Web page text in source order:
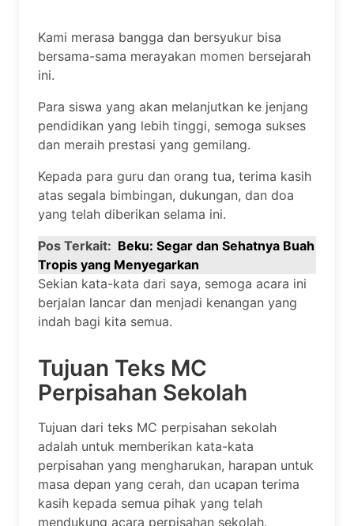
Kami merasa bangga dan bersyukur bisa
bersama-sama merayakan momen bersejarah
ini.
Para siswa yang akan melanjutkan ke jenjang
pendidikan yang lebih tinggi, semoga sukses
dan meraih prestasi yang gemilang.
Kepada para guru dan orang tua, terima kasih
atas segala bimbingan, dukungan, dan doa
yang telah diberikan selama ini.
Pos Terkait: Beku: Segar dan Sehatnya Buah
Tropis yang Menyegarkan
Sekian kata-kata dari saya, semoga acara ini
berjalan lancar dan menjadi kenangan yang
indah bagi kita semua.
Tujuan Teks MC
Perpisahan Sekolah
Tujuan dari teks MC perpisahan sekolah
adalah untuk memberikan kata-kata
perpisahan yang mengharukan, harapan untuk
masa depan yang cerah, dan ucapan terima
kasih kepada semua pihak yang telah
mendukung acara perpisahan sekolah.